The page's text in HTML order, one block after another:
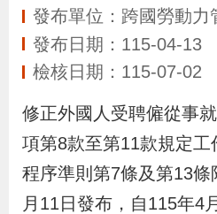
息
發
布
為
民
服
務
發布單位：跨國勞動力
發布日期：115-04-13
檢核日期：115-07-02
修正外國人受聘僱從事
項第8款至第11款規定
程序準則第7條及第13
月11日發布，自115年4